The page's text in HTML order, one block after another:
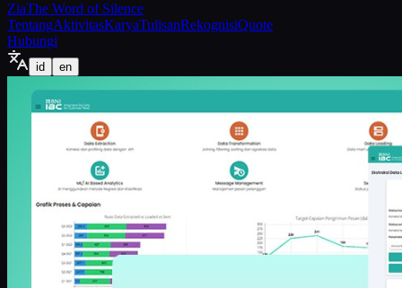
ZiaThe Word of Silence
TentangAktivitasKaryaTulisanRekognisiQuote
Hubungi
id en